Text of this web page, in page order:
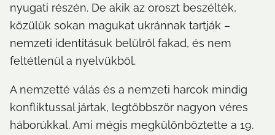
nyugati részén. De akik az oroszt beszélték,
közülük sokan magukat ukránnak tartják –
nemzeti identitásuk belülről fakad, és nem
feltétlenül a nyelvükből.
A nemzetté válás és a nemzeti harcok mindig
konfliktussal jártak, legtöbbször nagyon véres
háborúkkal. Ami mégis megkülönböztette a 19.